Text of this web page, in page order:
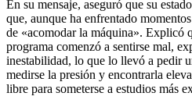
En su mensaje, aseguró que su
que, aunque ha enfrentado
de «acomodar la máquina». Explicó
programa comenzó a sentirse mal,
inestabilidad, lo que lo llevó a pedir
medirse la presión y encontrarla
libre para someterse a estudios más